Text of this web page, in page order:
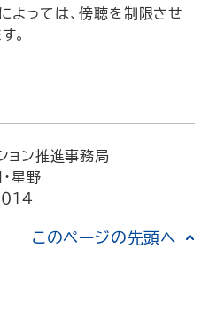
よっては、傍聴を制限させ
。
ョン推進事務局
星野
１４
このページの先頭へ